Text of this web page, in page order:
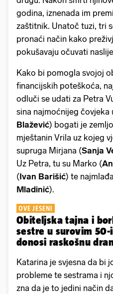
godina, iznenada im
zaštitnik. Unatoč tuzi, tri
pronaći način kako
pokušavaju očuvati
Kako bi pomogla svojoj
financijskih poteškoća,
odluči se udati za Petra
sina najmoćnijeg čovjeka
Blažević) bogati je
mještanin Vrila uz kojeg
supruga Mirjana (Sanja
Uz Petra, tu su Marko (
(Ivan Barišić) te
Mladinić).
OVE JESENI
Obiteljska tajna i
sestre u surovim 50-
donosi raskošnu
Katarina je svjesna da bi
probleme te sestrama i
zna da je to jedini način